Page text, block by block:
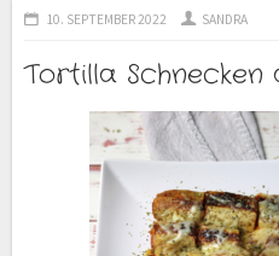
10. SEPTEMBER 2022 SANDRA
Tortilla